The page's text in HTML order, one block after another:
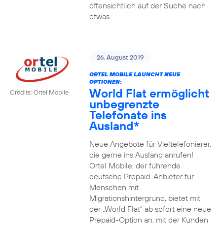
offensichtlich auf der Suche nach
etwas.
Credits: Ortel Mobile
26. August 2019
ORTEL MOBILE LAUNCHT NEUE
OPTIONEN:
World Flat ermöglicht
unbegrenzte
Telefonate ins
Ausland*
Neue Angebote für Vieltelefonierer,
die gerne ins Ausland anrufen!
Ortel Mobile, der führende
deutsche Prepaid-Anbieter für
Menschen mit
Migrationshintergrund, bietet mit
der „World Flat“ ab sofort eine neue
Prepaid-Option an, mit der Kunden